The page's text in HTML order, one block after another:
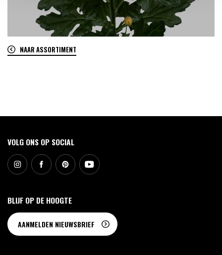
NAAR ASSORTIMENT
VOLG ONS OP SOCIAL
BLIJF OP DE HOOGTE
AANMELDEN NIEUWSBRIEF